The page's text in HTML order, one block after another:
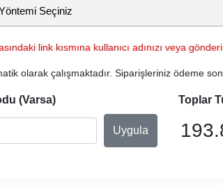
link kısmına kullanıcı adınızı veya
olarak çalışmaktadır. Siparişleriniz ödeme
(Varsa)
Uygula
Toplar